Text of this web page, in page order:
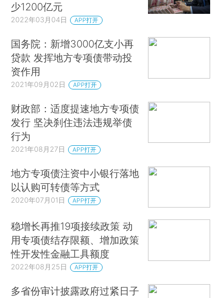
少1200亿元
2022年03月04日 APP打开
国务院：新增3000亿支小再
贷款 发挥地方专项债带动投
资作用
2021年09月02日 APP打开
财政部：适度提速地方专项债
发行 坚决刹住违法违规举债
行为
2021年08月27日 APP打开
地方专项债注资中小银行落地
以认购可转债等方式
2020年07月01日 APP打开
稳增长再推19项接续政策 动
用专项债结存限额、增加政策
性开发性金融工具额度
2022年08月25日 APP打开
多省份审计披露政府过紧日子